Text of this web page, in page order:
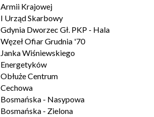
Armii Krajowej
I Urząd Skarbowy
Gdynia Dworzec Gł. PKP - Hala
Węzeł Ofiar Grudnia '70
Janka Wiśniewskiego
Energetyków
Obłuże Centrum
Cechowa
Bosmańska - Nasypowa
Bosmańska - Zielona